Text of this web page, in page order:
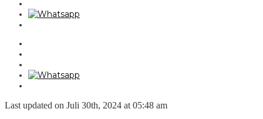
Last updated on Juli 30th, 2024 at 05:48 am